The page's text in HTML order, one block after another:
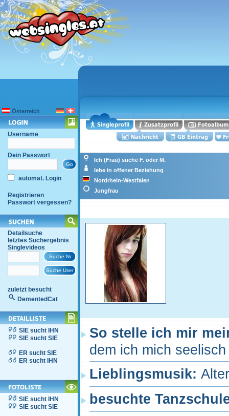
Österreich
Username
Dein Passwort
automat. Login
Registrieren
Passwort vergessen?
Detailsuche
letztes Suchergebnis
Singlevideos
zuletzt besucht
DementedCat
SIE sucht IHN
SIE sucht SIE
ER sucht SIE
ER sucht IHN
SIE sucht IHN
SIE sucht SIE
Ich (Frau) suche F. oder M.
lebe in offener Beziehung
Nordrhein-Westfalen
Jungfrau
So stelle ich mir
dem ich mich
Lieblingsmusik:
besuchte